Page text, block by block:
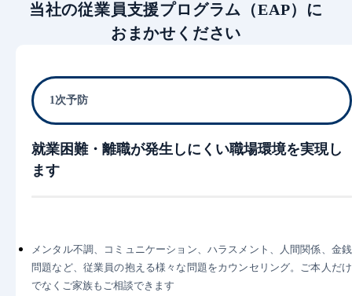
当社の従業員支援プログラム（EAP）に
おまかせください
1次予防
就業困難・離職が発生しにくい職場環境を実現し
ます
メンタル不調、コミュニケーション、ハラスメント、人間関係、金銭
問題など、従業員の抱える様々な問題をカウンセリング。ご本人だけ
でなくご家族もご相談できます